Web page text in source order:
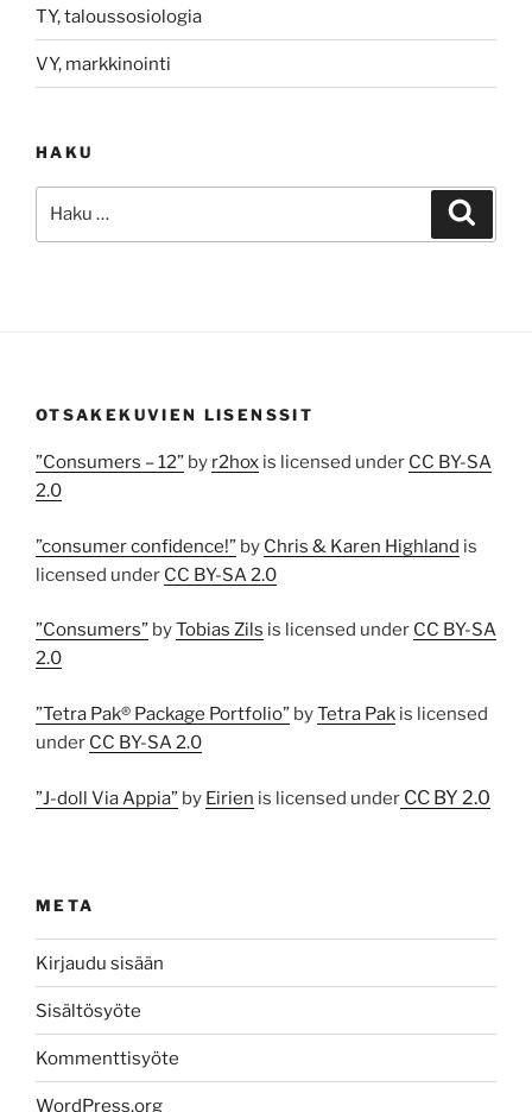
TY, taloussosiologia
VY, markkinointi
HAKU
OTSAKEKUVIEN LISENSSIT
”Consumers – 12” by r2hox is licensed under CC BY-SA
2.0
”consumer confidence!” by Chris & Karen Highland is
licensed under CC BY-SA 2.0
”Consumers” byTobias Zils is licensed under CC BY-SA
2.0
”Tetra Pak® Package Portfolio” byTetra Pak is licensed
under CC BY-SA 2.0
”J-doll Via Appia” by Eirien is licensed under CC BY 2.0
META
Kirjaudu sisään
Sisältösyöte
Kommenttisyöte
WordPress.org